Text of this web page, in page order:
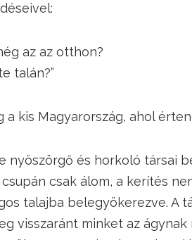
az az otthon?
a kis Magyarország, ahol
nyöszörgő és horkoló társai
csak álom, a kerítés
talajba belegyökerezve. A
visszaránt minket az